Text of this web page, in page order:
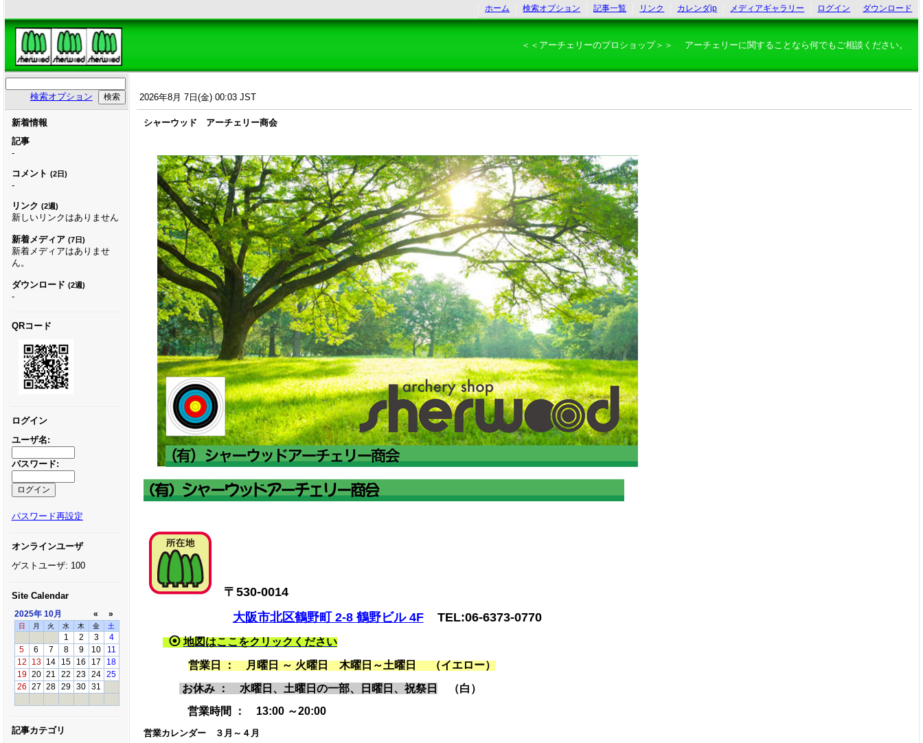
ホーム 検索オプション 記事一覧 リンク カレンダjp メディアギャラリー ログイン ダウンロード
＜＜アーチェリーのプロショップ＞＞ アーチェリーに関することなら何でもご相談ください。
検索オプション
新着情報
記事
-
コメント (2日)
-
リンク (2週)
新しいリンクはありません
新着メディア (7日)
新着メディアはありませ
ん。
ダウンロード (2週)
-
QRコード
ログイン
ユーザ名:
パスワード:
パスワード再設定
オンラインユーザ
ゲストユーザ: 100
Site Calendar
2025年 10月 « »
日 月 火 水 木 金 土
1 2 3
4
5
6 7 8 9 10
11
12
13 14 15 16 17
18
19
20 21 22 23 24
25
26
27 28 29 30 31
記事カテゴリ
2026年8月 7日(金) 00:03 JST
シャーウッド アーチェリー商会
〒530-0014
大阪市北区鶴野町 2-8 鶴野ビル 4FTEL:06-6373-0770
⦿ 地図はここをクリックください
営業日 ： 月曜日 ～ 火曜日 木曜日～土曜日 （イエロー）
お休み ： 水曜日、土曜日の一部、日曜日、祝祭日
（白）
営業時間 ： 13:00 ～20:00
営業カレンダー ３月～４月